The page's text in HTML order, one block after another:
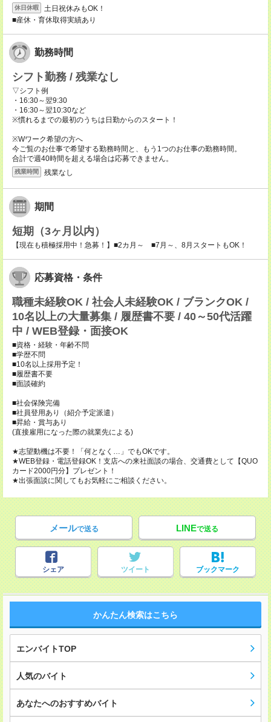
休日休暇
土日祝休みもOK！
■産休・育休取得実績あり
勤務時間
シフト勤務 / 残業なし
▽シフト例
・16:30～翌9:30
・16:30～翌10:30など
※慣れるまでの最初のうちは日勤からのスタート！
※Wワーク希望の方へ
今ご覧のお仕事で希望する勤務時間と、もう1つのお仕事の勤務時間。
合計で週40時間を超える場合は応募できません。
残業時間 残業なし
期間
短期（3ヶ月以内）
【現在も積極採用中！急募！】■2カ月～ ■7月～、8月スタートもOK！
応募資格・条件
職種未経験OK / 社会人未経験OK / ブランクOK /
10名以上の大量募集 / 履歴書不要 / 40～50代活躍
中 / WEB登録・面接OK
■資格・経験・年齢不問
■学歴不問
■10名以上採用予定！
■履歴書不要
■面談確約
■社会保険完備
■社員登用あり（紹介予定派遣）
■昇給・賞与あり
(直接雇用になった際の就業先による)
★志望動機は不要！「何となく…」でもOKです。
★WEB登録・電話登録OK！支店への来社面談の場合、交通費として【QUO
カード2000円分】プレゼント！
★出張面談に関してもお気軽にご相談ください。
メールで送る LINEで送る
シェア ツイート ブックマーク
かんたん検索はこちら
エンバイトTOP
人気のバイト
あなたへのおすすめバイト